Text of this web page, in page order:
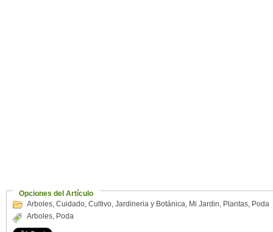
Opciones del Artículo
Arboles, Cuidado, Cultivo, Jardineria y Botánica, Mi Jardin, Plantas, Poda
Arboles, Poda